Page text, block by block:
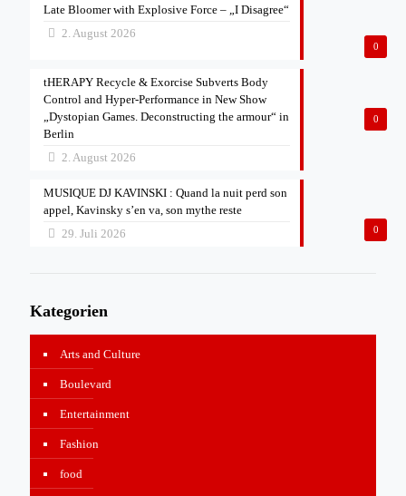
0
Late Bloomer with Explosive Force – „I Disagree“
2. August 2026
0
tHERAPY Recycle & Exorcise Subverts Body
Control and Hyper-Performance in New Show
„Dystopian Games. Deconstructing the armour“ in
Berlin
2. August 2026
0
MUSIQUE DJ KAVINSKI : Quand la nuit perd son
appel, Kavinsky s’en va, son mythe reste
29. Juli 2026
Kategorien
Arts and Culture
Boulevard
Entertainment
Fashion
food